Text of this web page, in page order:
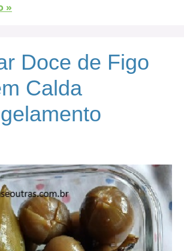
»
Doce de Figo
Calda